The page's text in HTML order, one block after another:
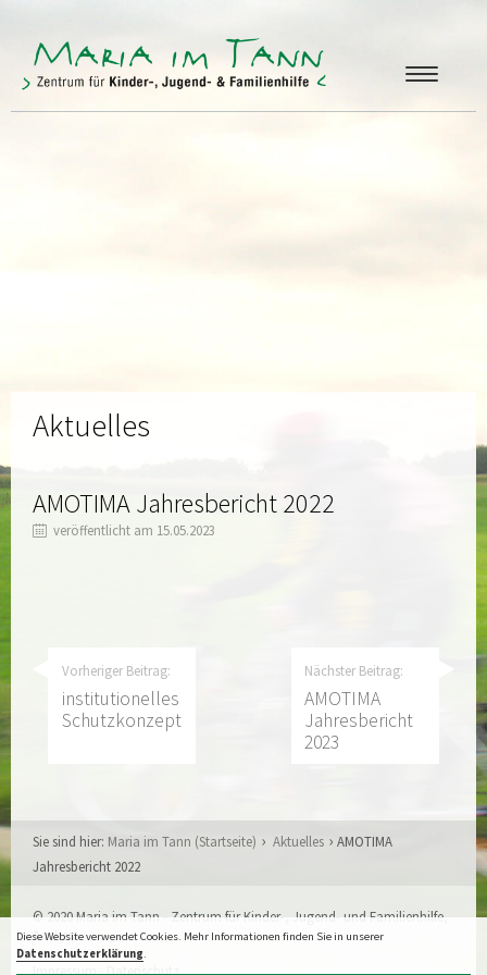
Diese Website verwendet Cookies. Mehr Informationen finden Sie in unserer
Datenschutzerklärung.
Aktuelles
AMOTIMA Jahresbericht 2022
veröffentlicht am 15.05.2023
Vorheriger Beitrag:
institutionelles
Schutzkonzept
Nächster Beitrag:
AMOTIMA
Jahresbericht
2023
Sie sind hier: Maria im Tann (Startseite) Aktuelles
AMOTIMA
Jahresbericht 2022
© 2020 Maria im Tann - Zentrum für Kinder-, Jugend- und Familienhilfe,
Aachen
Impressum·Datenschutz